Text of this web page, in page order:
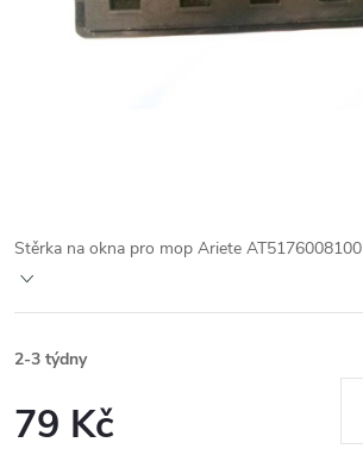
Stěrka na okna pro mop Ariete AT5176008100
2-3 týdny
79 Kč